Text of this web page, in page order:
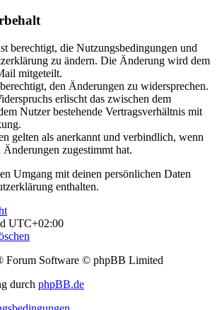
berechtigt, die Nutzungsbedingungen und
zu ändern. Die Änderung wird dem
mitgeteilt.
den Änderungen zu widersprechen.
erlischt das zwischen dem
Nutzer bestehende Vertragsverhältnis mit
gelten als anerkannt und verbindlich, wenn
zugestimmt hat.
Umgang mit deinen persönlichen Daten
enthalten.
UTC+02:00
Forum Software © phpBB Limited
durch phpBB.de